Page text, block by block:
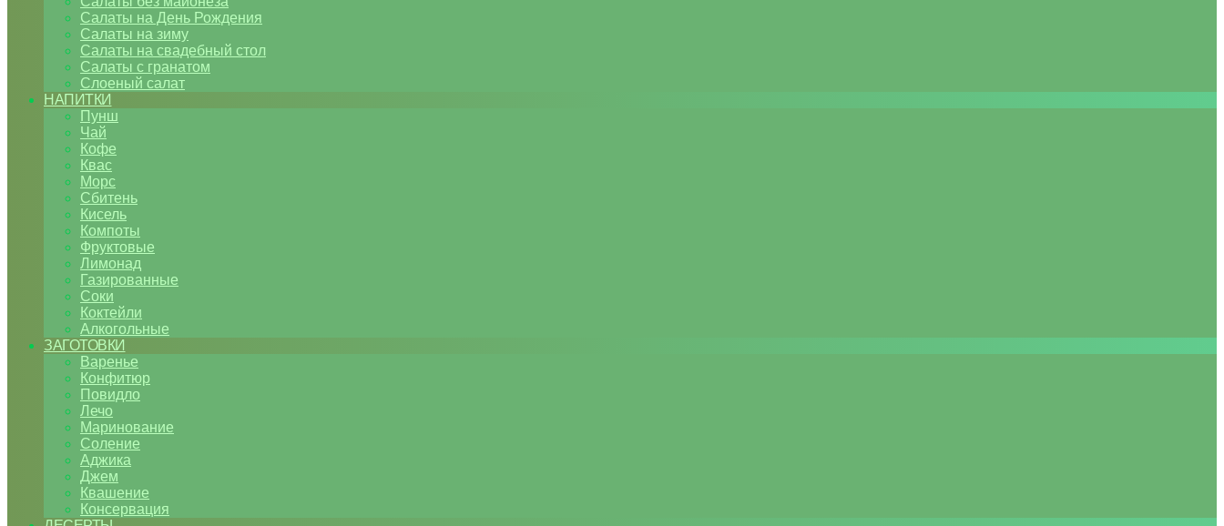
Салаты на День Рождения
Салаты на зиму
Салаты на свадебный стол
Салаты с гранатом
Слоеный салат
НАПИТКИ
Пунш
Чай
Кофе
Квас
Морс
Сбитень
Кисель
Компоты
Фруктовые
Лимонад
Газированные
Соки
Коктейли
Алкогольные
ЗАГОТОВКИ
Варенье
Конфитюр
Повидло
Лечо
Маринование
Соление
Аджика
Джем
Квашение
Консервация